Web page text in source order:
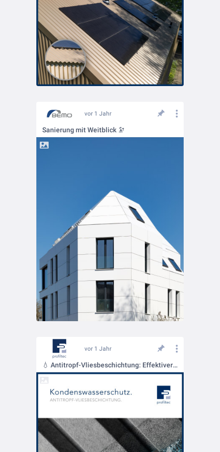
vor 1 Jahr
Sanierung mit Weitblick 🔭
vor 1 Jahr
💧 Antitropf-Vliesbeschichtung: Effektiver Schutz vor Kondenswasser